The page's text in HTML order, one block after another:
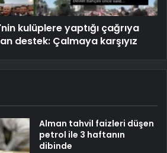
kulüplere yaptığı çağrıya
destek: Çalmaya karşıyız
Alman tahvil faizleri düşen
petrol ile 3 haftanın
dibinde